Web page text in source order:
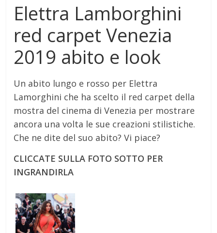
Elettra Lamborghini
red carpet Venezia
2019 abito e look
Un abito lungo e rosso per Elettra
Lamorghini che ha scelto il red carpet della
mostra del cinema di Venezia per mostrare
ancora una volta le sue creazioni stilistiche.
Che ne dite del suo abito? Vi piace?
CLICCATE SULLA FOTO SOTTO PER
INGRANDIRLA